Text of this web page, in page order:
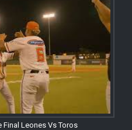
Final Leones Vs Toros